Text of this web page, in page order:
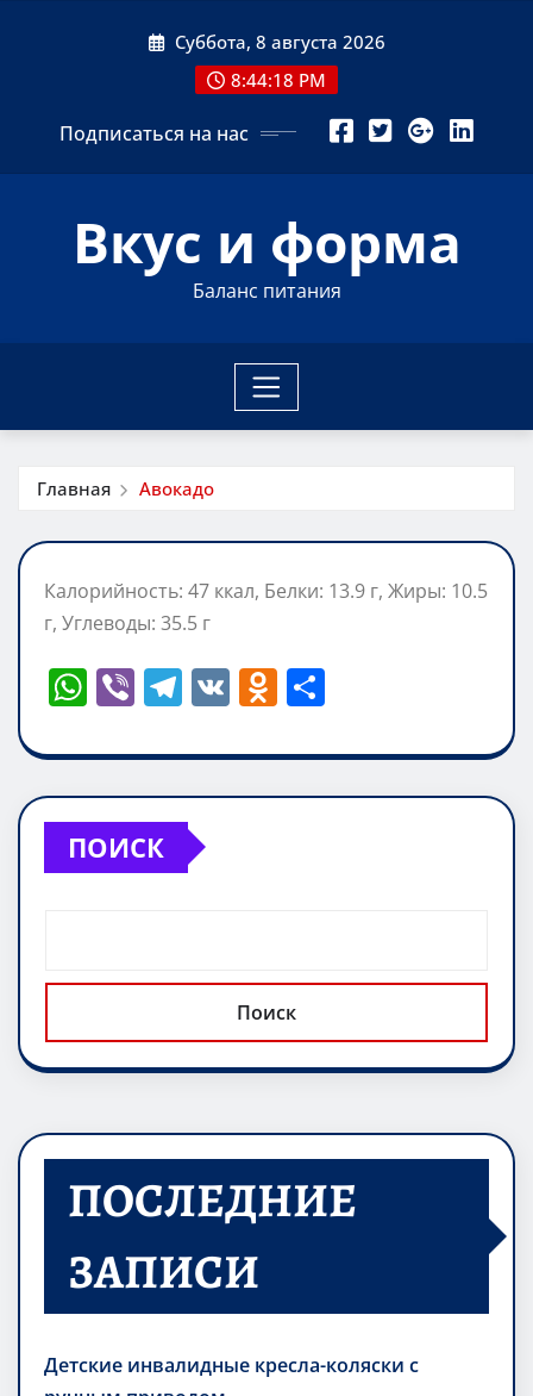
Суббота, 8 августа 2026
8:44:19 PM
Подписаться на нас
Вкус и форма
Баланс питания
Главная Авокадо
Калорийность: 47 ккал, Белки: 13.9 г, Жиры: 10.5
г, Углеводы: 35.5 г
W
at
s
A
p
Vi
er
T
e
gr
a
m
V O
n
o
ki
п
р
ь
ПОИСК
Поиск
ПОСЛЕДНИЕ
ЗАПИСИ
Детские инвалидные кресла-коляски с